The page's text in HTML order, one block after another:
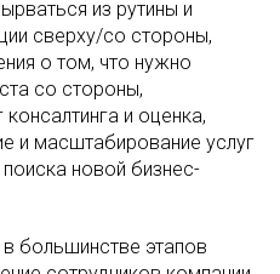
из рутины и
сверху/со стороны,
о том, что нужно
со стороны,
и оценка,
и масштабирование услуг
новой бизнес-
большинстве этапов